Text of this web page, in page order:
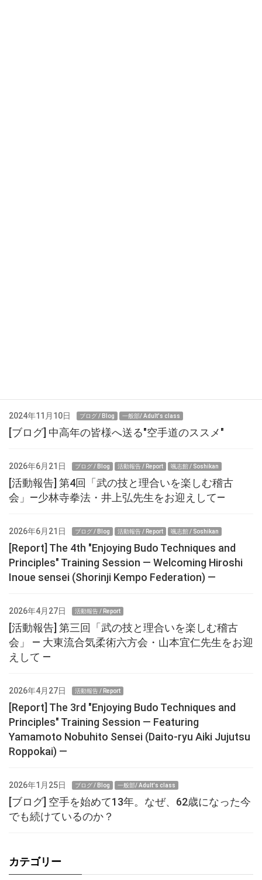
2024年11月10日 ブログ / Blog 一般部/ Adult's class
[ブログ] 中高年の皆様へ送る"空手道のススメ"
2026年6月21日 ブログ / Blog 活動報告 / Report 颯志館 / Soshikan
[活動報告] 第4回「武の技と理合いを楽しむ稽古
会」—少林寺拳法・井上弘先生をお迎えして—
2026年6月21日 ブログ / Blog 活動報告 / Report 颯志館 / Soshikan
[Report] The 4th "Enjoying Budo Techniques and
Principles" Training Session — Welcoming Hiroshi
Inoue sensei (Shorinji Kempo Federation) —
2026年4月27日 活動報告 / Report
[活動報告] 第三回「武の技と理合いを楽しむ稽古
会」 ― 大東流合気柔術六方会・山本宜仁先生をお迎
えして ―
2026年4月27日 活動報告 / Report
[Report] The 3rd "Enjoying Budo Techniques and
Principles" Training Session — Featuring
Yamamoto Nobuhito Sensei (Daito-ryu Aiki Jujutsu
Roppokai) —
2026年1月25日 ブログ / Blog 一般部/ Adult's class
[ブログ] 空手を始めて13年。なぜ、62歳になった今
でも続けているのか？
カテゴリー